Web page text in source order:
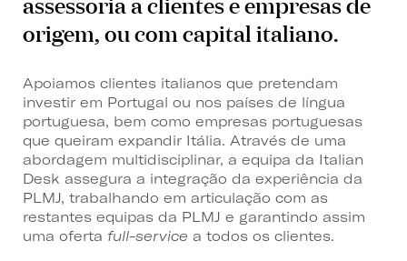
origem, ou com capital italiano.
Apoiamos clientes italianos que pretendam
investir em Portugal ou nos países de língua
portuguesa, bem como empresas portuguesas
que queiram expandir Itália. Através de uma
abordagem multidisciplinar, a equipa da Italian
Desk assegura a integração da experiência da
PLMJ, trabalhando em articulação com as
restantes equipas da PLMJ e garantindo assim
uma oferta full-service a todos os clientes.